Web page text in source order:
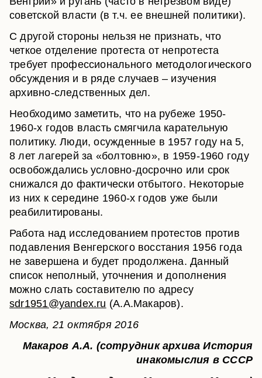
советской власти (в т.ч. ее внешней политики).
С другой стороны нельзя не признать, что
четкое отделение протеста от непротеста
требует профессионального методологического
обсуждения и в ряде случаев – изучения
архивно-следственных дел.
Необходимо заметить, что на рубеже 1950-
1960-х годов власть смягчила карательную
политику. Люди, осужденные в 1957 году на 5,
8 лет лагерей за «болтовню», в 1959-1960 году
освобождались условно-досрочно или срок
снижался до фактически отбытого. Некоторые
из них к середине 1960-х годов уже были
реабилитированы.
Работа над исследованием протестов против
подавления Венгерского восстания 1956 года
не завершена и будет продолжена. Данный
список неполный, уточнения и дополнения
можно слать составителю по адресу
sdr1951@yandex.ru (А.А.Макаров).
Москва, 21 октября 2016
Макаров А.А. (сотрудник архива История
инакомыслия в СССР